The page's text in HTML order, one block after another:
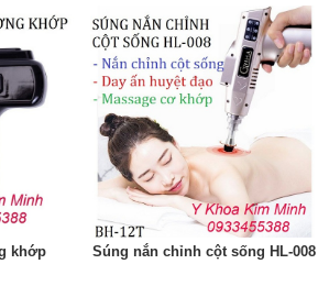
khớp
Súng nắn chỉnh cột sống HL-008